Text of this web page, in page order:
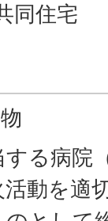
同住宅
る病院
動を適